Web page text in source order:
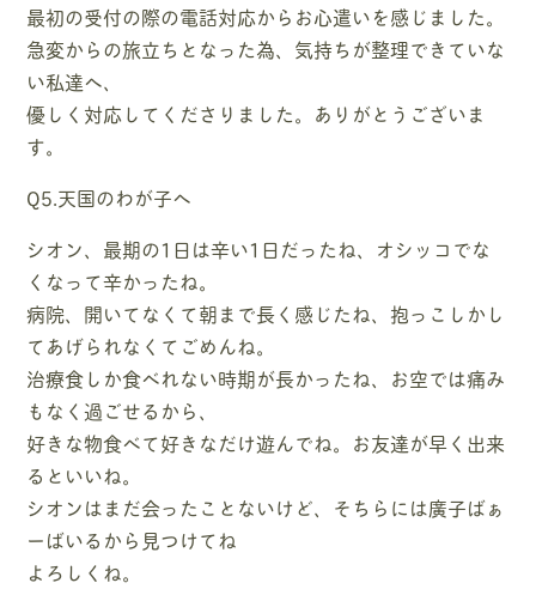
最初の受付の際の電話対応からお心遣いを感じました。
急変からの旅立ちとなった為、気持ちが整理できていな
い私達へ、
優しく対応してくださりました。ありがとうございま
す。
Q5.天国のわが子へ
シオン、最期の1日は辛い1日だったね、オシッコでな
くなって辛かったね。
病院、開いてなくて朝まで長く感じたね、抱っこしかし
てあげられなくてごめんね。
治療食しか食べれない時期が長かったね、お空では痛み
もなく過ごせるから、
好きな物食べて好きなだけ遊んでね。お友達が早く出来
るといいね。
シオンはまだ会ったことないけど、そちらには廣子ばぁ
ーばいるから見つけてね
よろしくね。